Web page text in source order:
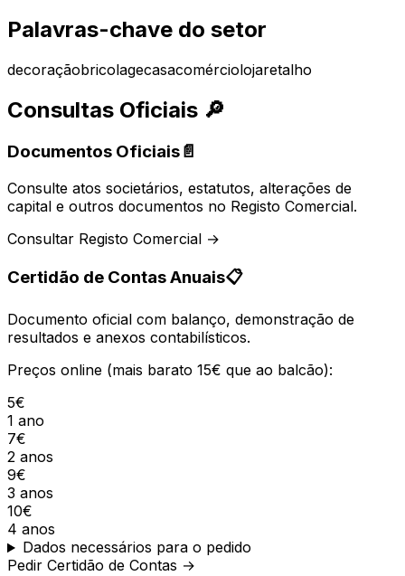
Palavras-chave do setor
decoraçãobricolagecasacomérciolojaretalho
Consultas Oficiais 🔎
Documentos Oficiais📄
Consulte atos societários, estatutos, alterações de
capital e outros documentos no Registo Comercial.
Consultar Registo Comercial →
Certidão de Contas Anuais📋
Documento oficial com balanço, demonstração de
resultados e anexos contabilísticos.
Preços online (mais barato 15€ que ao balcão):
5€
1 ano
7€
2 anos
9€
3 anos
10€
4 anos
Dados necessários para o pedido
Pedir Certidão de Contas →